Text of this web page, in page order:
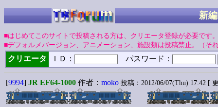
新
■はじめてこのサイトで投稿される方は、クリエータ登録が必要です
■デフォルメバージョン、アニメーション、施設類は投稿禁止。（そ
クリエータ ＩＤ： パスワード：
[9994] JR EF64-1000 作者： moko 投稿：2012/06/07(Thu) 17:42 [